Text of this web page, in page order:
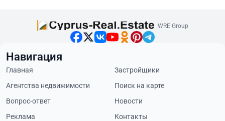
WRE Group
Навигация
Главная
Застройщики
Агентства недвижимости
Поиск на карте
Вопрос-ответ
Новости
Реклама
Контакты